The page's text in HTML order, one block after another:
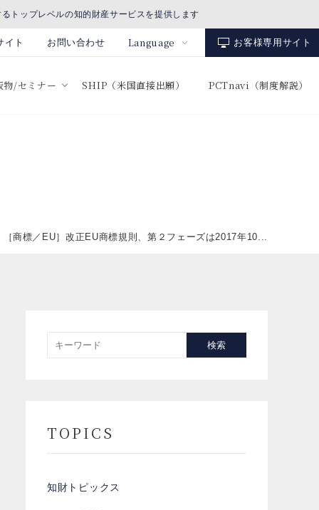
トップレベルの知的財産サービスを提供します
イト お問い合わせ Language お客様専用サイト
/セミナー SHIP（米国直接出願） PCTnavi（制度解説）
［商標／EU］改正EU商標規則、第２フェーズは2017年10...
検索
TOPICS
知財トピックス